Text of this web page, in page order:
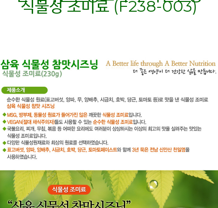
식물성 조미료(F238-003)